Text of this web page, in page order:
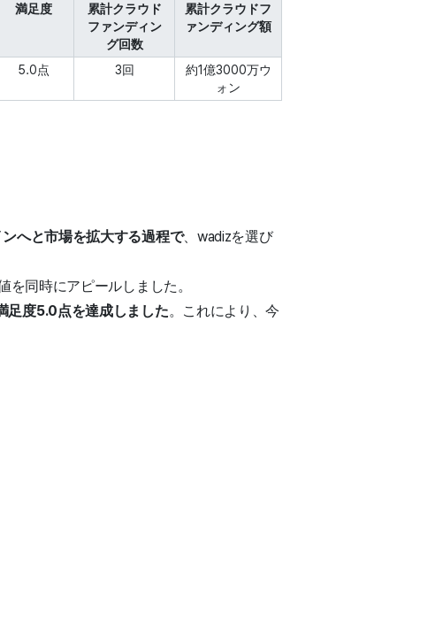
満足度
累計クラウド
ファンディン
グ回数
累計クラウドフ
ァンディング額
5.0点 3回
約1億3000万ウ
ォン
へと市場を拡大する過程で、wadizを選び
を同時にアピールしました。
足度5.0点を達成しました。これにより、今